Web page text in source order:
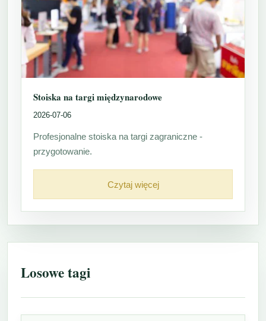
Stoiska na targi międzynarodowe
2026-07-06
Profesjonalne stoiska na targi zagraniczne -
przygotowanie.
Czytaj więcej
Losowe tagi